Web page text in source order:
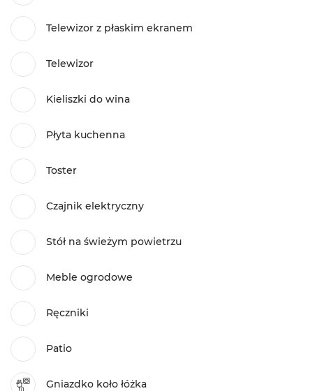
Telewizor z płaskim ekranem
Telewizor
Kieliszki do wina
Płyta kuchenna
Toster
Czajnik elektryczny
Stół na świeżym powietrzu
Meble ogrodowe
Ręczniki
Patio
Gniazdko koło łóżka